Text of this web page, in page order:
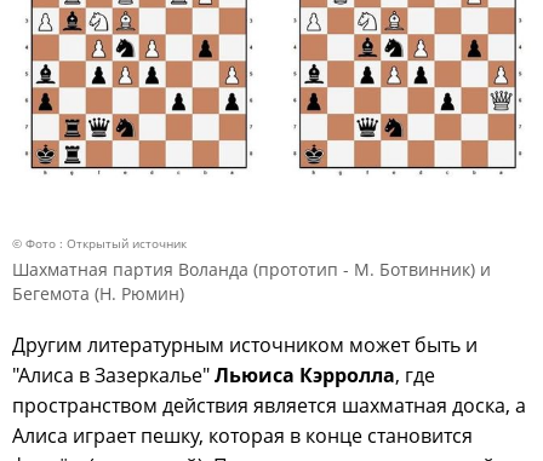
© Фото : Открытый источник
Шахматная партия Воланда (прототип - М. Ботвинник) и
Бегемота (Н. Рюмин)
Другим литературным источником может быть и
"Алиса в Зазеркалье"Льюиса Кэрролла, где
пространством действия является шахматная доска, а
Алиса играет пешку, которая в конце становится